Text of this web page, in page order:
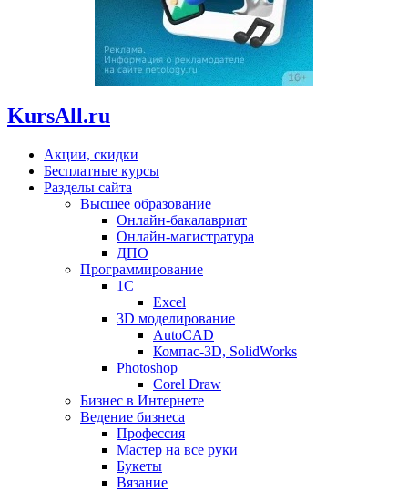
KursAll.ru
Акции, скидки
Бесплатные курсы
Разделы сайта
Высшее образование
Онлайн-бакалавриат
Онлайн-магистратура
ДПО
Программирование
1С
Excel
3D моделирование
AutoCAD
Компас-3D, SolidWorks
Photoshop
Corel Draw
Бизнес в Интернете
Ведение бизнеса
Профессия
Мастер на все руки
Букеты
Вязание